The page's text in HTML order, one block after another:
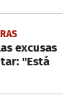
excusas
"Está